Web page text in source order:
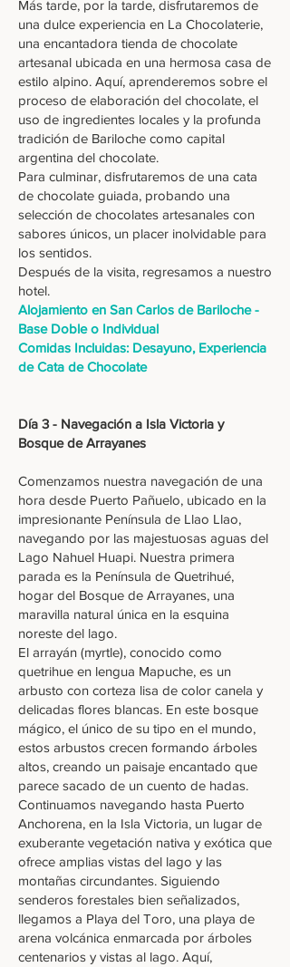
Más tarde, por la tarde, disfrutaremos de
una dulce experiencia en La Chocolaterie,
una encantadora tienda de chocolate
artesanal ubicada en una hermosa casa de
estilo alpino. Aquí, aprenderemos sobre el
proceso de elaboración del chocolate, el
uso de ingredientes locales y la profunda
tradición de Bariloche como capital
argentina del chocolate.
Para culminar, disfrutaremos de una cata
de chocolate guiada, probando una
selección de chocolates artesanales con
sabores únicos, un placer inolvidable para
los sentidos.
Después de la visita, regresamos a nuestro
hotel.
Alojamiento en San Carlos de Bariloche -
Base Doble o Individual
Comidas Incluidas: Desayuno, Experiencia
de Cata de Chocolate
Día 3 - Navegación a Isla Victoria y
Bosque de Arrayanes
Comenzamos nuestra navegación de una
hora desde Puerto Pañuelo, ubicado en la
impresionante Península de Llao Llao,
navegando por las majestuosas aguas del
Lago Nahuel Huapi. Nuestra primera
parada es la Península de Quetrihué,
hogar del Bosque de Arrayanes, una
maravilla natural única en la esquina
noreste del lago.
El arrayán (myrtle), conocido como
quetrihue en lengua Mapuche, es un
arbusto con corteza lisa de color canela y
delicadas flores blancas. En este bosque
mágico, el único de su tipo en el mundo,
estos arbustos crecen formando árboles
altos, creando un paisaje encantado que
parece sacado de un cuento de hadas.
Continuamos navegando hasta Puerto
Anchorena, en la Isla Victoria, un lugar de
exuberante vegetación nativa y exótica que
ofrece amplias vistas del lago y las
montañas circundantes. Siguiendo
senderos forestales bien señalizados,
llegamos a Playa del Toro, una playa de
arena volcánica enmarcada por árboles
centenarios y vistas al lago. Aquí,